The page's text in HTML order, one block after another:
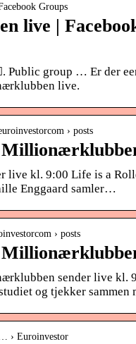
Groups
live |
Public group … Er der
live.
› posts
kl. 9:00 Life is a
Enggaard samler…
› posts
sender live kl.
og tjekker sammen
› Euroinvestor